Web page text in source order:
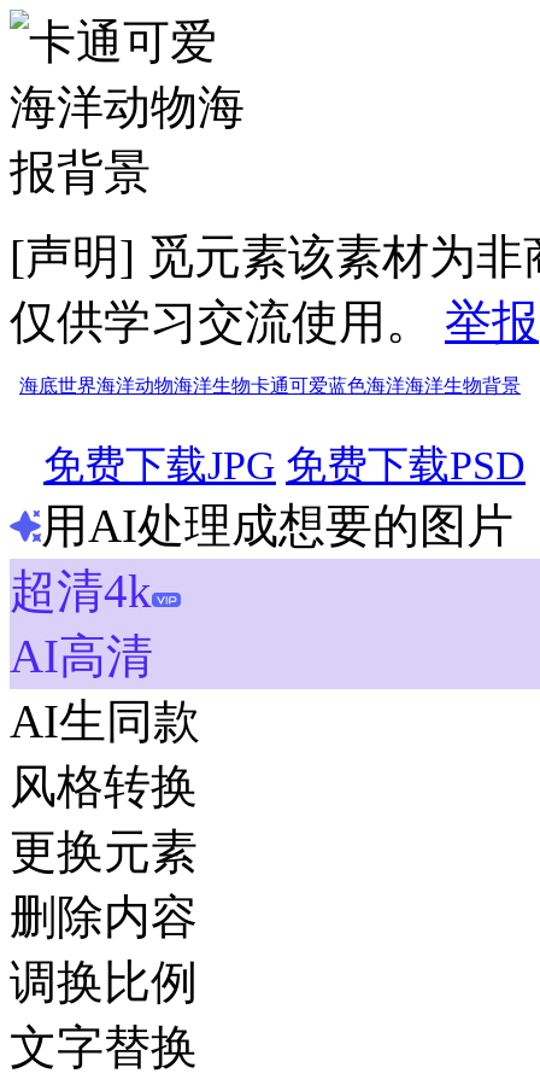
[声明] 觅元素该素材为
仅供学习交流使用。 举报
海底世界海洋动物海洋生物卡通可爱蓝色海洋海洋生物背景
免费下载JPG 免费下载PSD
用AI处理成想要的图片
超清4k
AI高清
AI生同款
风格转换
更换元素
删除内容
调换比例
文字替换